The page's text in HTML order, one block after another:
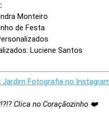
Monteiro
de Festa
Luciene Santos
Jardim Fotografia no
Clica no Coraçãozinho ❤️